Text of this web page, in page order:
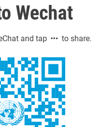
Wechat
and tap to share.